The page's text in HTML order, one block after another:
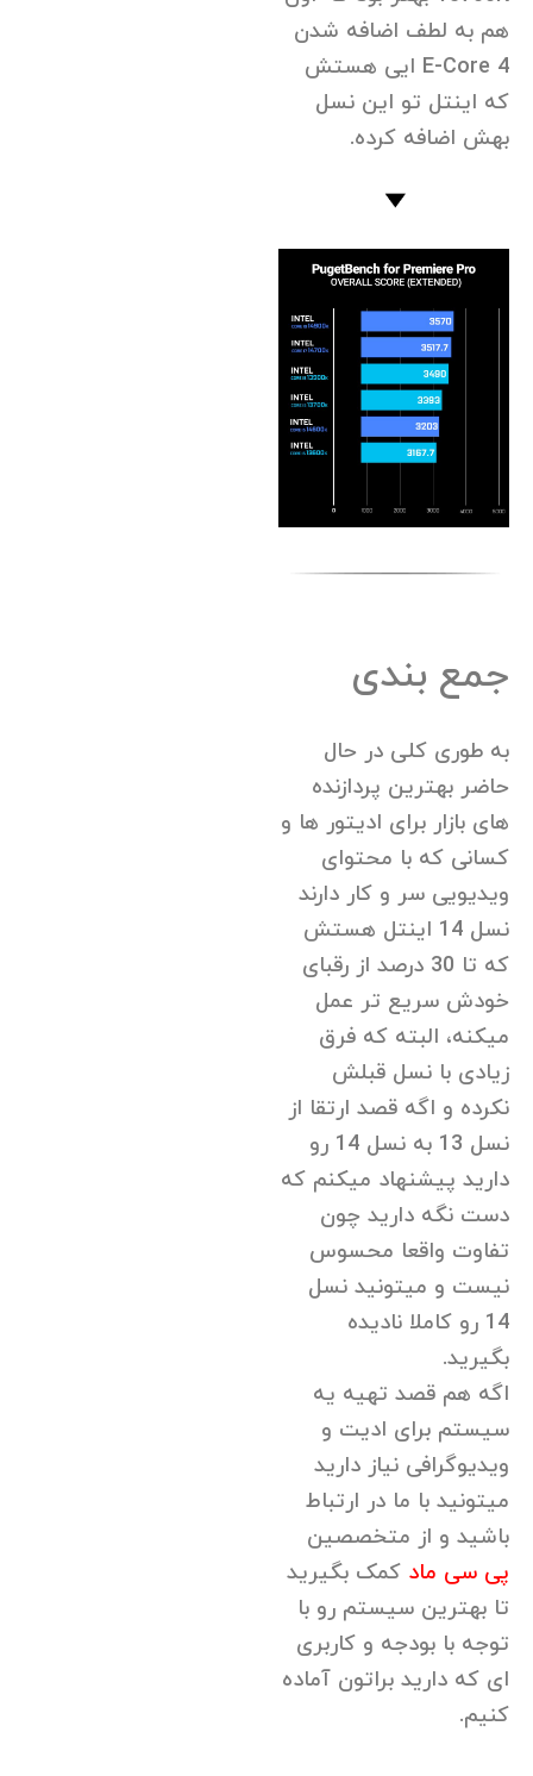
هم به لطف اضافه شدن
4 E-Core ایی هستش
که اینتل تو این نسل
بهش اضافه کرده.
جمع بندی
به طوری کلی در حال
حاضر بهترین پردازنده
های بازار برای ادیتور ها و
کسانی که با محتوای
ویدیویی سر و کار دارند
نسل 14 اینتل هستش
که تا 30 درصد از رقبای
خودش سریع تر عمل
میکنه، البته که فرق
زیادی با نسل قبلش
نکرده و اگه قصد ارتقا از
نسل 13 به نسل 14 رو
دارید پیشنهاد میکنم که
دست نگه دارید چون
تفاوت واقعا محسوس
نیست و میتونید نسل
14 رو کاملا نادیده
بگیرید.
اگه هم قصد تهیه یه
سیستم برای ادیت و
ویدیوگرافی نیاز دارید
میتونید با ما در ارتباط
باشید و از متخصصین
پی سی ماد کمک بگیرید
تا بهترین سیستم رو با
توجه با بودجه و کاربری
ای که دارید براتون آماده
کنیم.